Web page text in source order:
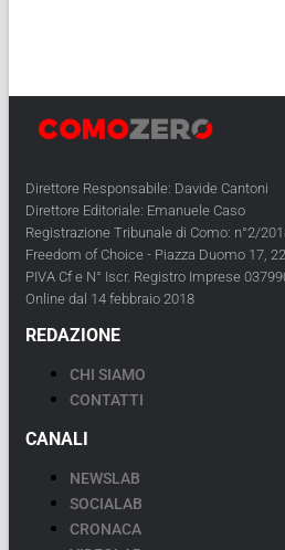
Direttore Responsabile: Davide Cantoni
Direttore Editoriale: Emanuele Caso
Registrazione Tribunale di Como: n°2/
Freedom of Choice - Piazza Duomo 17,
PIVA Cf e N° Iscr. Registro Imprese
Online dal 14 febbraio 2018
REDAZIONE
CHI SIAMO
CONTATTI
CANALI
NEWSLAB
SOCIALAB
CRONACA